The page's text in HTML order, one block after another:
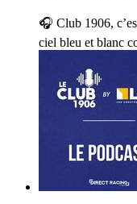
🎧 Club 1906,
ciel bleu et blanc